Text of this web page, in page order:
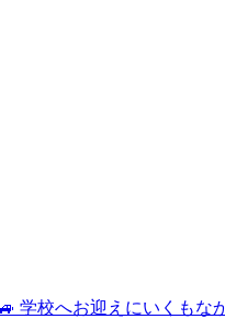
学校へお迎えにいくも